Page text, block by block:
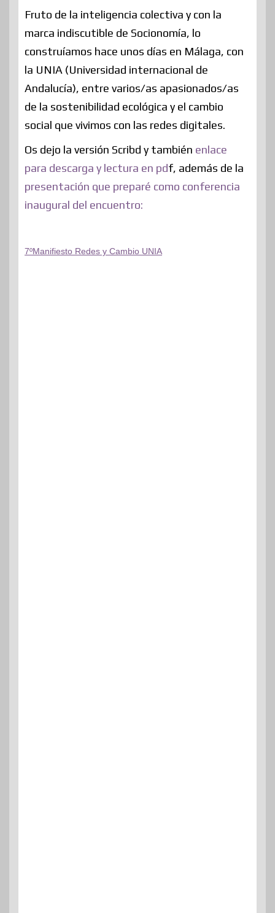
Fruto de la inteligencia colectiva y con la
marca indiscutible de Socionomía, lo
construíamos hace unos días en Málaga, con
la UNIA (Universidad internacional de
Andalucía), entre varios/as apasionados/as
de la sostenibilidad ecológica y el cambio
social que vivimos con las redes digitales.
Os dejo la versión Scribd y también enlace
para descarga y lectura en pdf, además de la
presentación que preparé como conferencia
inaugural del encuentro:
7ºManifiesto Redes y Cambio UNIA